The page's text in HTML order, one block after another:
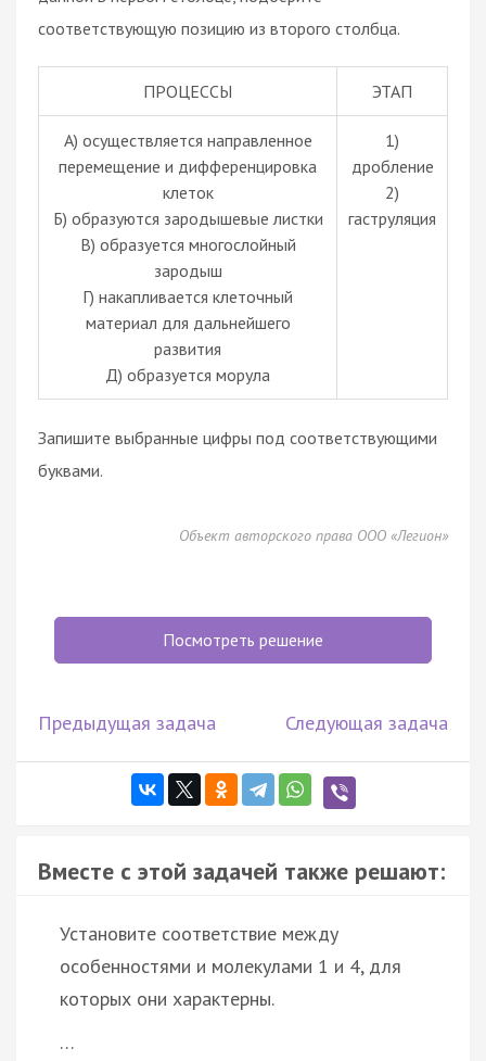
соответствующую позицию из второго столбца.
ПРОЦЕССЫ ЭТАП
А) осуществляется направленное
перемещение и дифференцировка
клеток
Б) образуются зародышевые листки
В) образуется многослойный
зародыш
Г) накапливается клеточный
материал для дальнейшего
развития
Д) образуется морула
1)
дробление
2)
гаструляция
Запишите выбранные цифры под соответствующими
буквами.
Объект авторского права ООО «Легион»
Посмотреть решение
Предыдущая задача Следующая задача
Вместе с этой задачей также решают:
Установите соответствие между
особенностями и молекулами 1 и 4, для
которых они характерны.
…